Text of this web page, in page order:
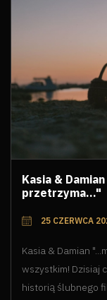
Kasia &
przetrzyma..."
25 CZERWCA
Kasia & Damian
wszystkim! Dzisiaj
historią ślubnego